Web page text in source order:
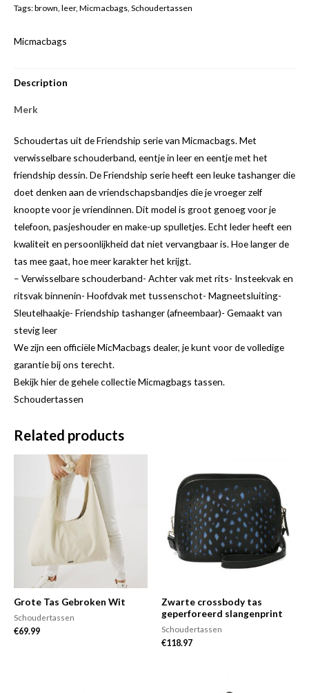
Tags:brown, leer, Micmacbags, Schoudertassen
Micmacbags
Description
Merk
Schoudertas uit de Friendship serie van Micmacbags. Met
verwisselbare schouderband, eentje in leer en eentje met het
friendship dessin. De Friendship serie heeft een leuke tashanger die
doet denken aan de vriendschapsbandjes die je vroeger zelf
knoopte voor je vriendinnen. Dit model is groot genoeg voor je
telefoon, pasjeshouder en make-up spulletjes. Echt leder heeft een
kwaliteit en persoonlijkheid dat niet vervangbaar is. Hoe langer de
tas mee gaat, hoe meer karakter het krijgt.
– Verwisselbare schouderband- Achter vak met rits- Insteekvak en
ritsvak binnenin- Hoofdvak met tussenschot- Magneetsluiting-
Sleutelhaakje- Friendship tashanger (afneembaar)- Gemaakt van
stevig leer
We zijn een officiële MicMacbags dealer, je kunt voor de volledige
garantie bij ons terecht.
Bekijk hier de gehele collectie Micmagbags tassen.
Schoudertassen
Related products
Grote Tas Gebroken Wit
Schoudertassen
€69.99
Zwarte crossbody tas
geperforeerd slangenprint
Schoudertassen
€118.97